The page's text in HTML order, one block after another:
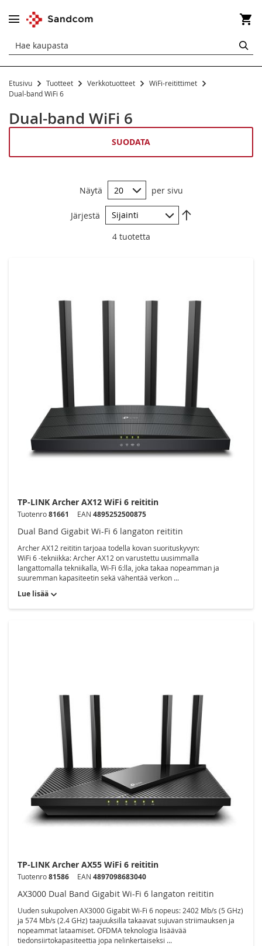
Etusivu Tuotteet Verkkotuotteet
WiFi-reitittimet
Dual-band WiFi 6
Dual-band WiFi 6
4tuotetta
Näytä per sivu
Järjestä
TP-LINK Archer AX12 WiFi 6 reititin
Tuotenro81661 EAN 4895252500875
Dual Band Gigabit Wi-Fi 6 langaton reititin
Archer AX12 reititin tarjoaa todella kovan suorituskyvyn:
WiFi 6 -tekniikka: Archer AX12 on varustettu uusimmalla
langattomalla tekniikalla, Wi-Fi 6:lla, joka takaa nopeamman ja
suuremman kapasiteetin sekä vähentää verkon ...
Lue lisää
TP-LINK Archer AX55 WiFi 6 reititin
Tuotenro81586 EAN 4897098683040
AX3000 Dual Band Gigabit Wi-Fi 6 langaton reititin
Uuden sukupolven AX3000 Gigabit Wi-Fi 6 nopeus: 2402 Mb/s (5 GHz)
ja 574 Mb/s (2.4 GHz) taajuuksilla takaavat sujuvan striimauksen ja
nopeammat lataamiset. OFDMA teknologia lisäävää
tiedonsiirtokapasiteettia jopa nelinkertaiseksi ...
WiFi-reitittimet
Perusreititin
Dual-band WiFi 6
SUODATA